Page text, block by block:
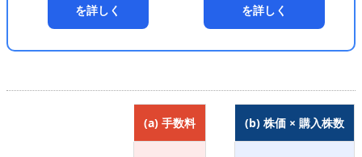
を詳しく
を詳しく
(a) 手数料 (b) 株価 × 購入株数